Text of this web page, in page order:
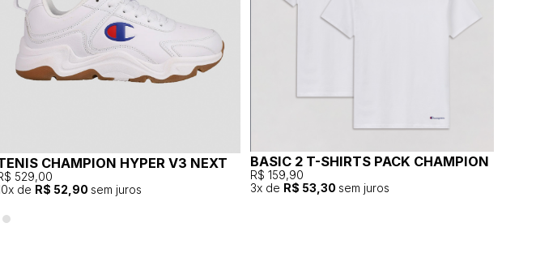
CHAMPION HYPER V3 NEXT
529,00
x de R$ 52,90 sem juros
BASIC 2 T-SHIRTS PACK CHAMPION
R$ 159,90
3x de R$ 53,30 sem juros